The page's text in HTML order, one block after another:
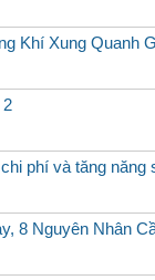
Khí Xung Quanh
2
phí và tăng năng
8 Nguyên Nhân